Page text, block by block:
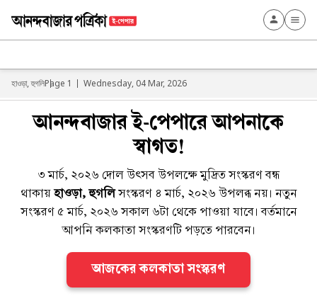
হাওড়া, হুগলিPage 1 Wednesday, 04 Mar, 2026
আনন্দবাজার ই-পেপারে আপনাকে
স্বাগত!
৩ মার্চ, ২০২৬ দোল উৎসব উপলক্ষে মুদ্রিত সংস্করণ বন্ধ
থাকায়হাওড়া, হুগলিসংস্করণ ৪ মার্চ, ২০২৬ উপলব্ধ নয়। নতুন
সংস্করণ ৫ মার্চ, ২০২৬ সকাল ৬টা থেকে পাওয়া যাবে। বর্তমানে
আপনি কলকাতা সংস্করণটি পড়তে পারবেন।
আজকের কলকাতা সংস্করণ